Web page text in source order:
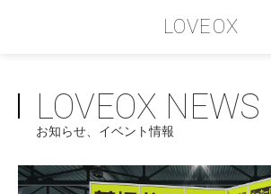
LOVEOX
PHILOSOPHY
フィロソフィー
COMPANY PROFILE
LOVEOX NEWS
お知らせ、イベント情報